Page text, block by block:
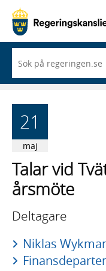
du
börjar
skriva
med
21
maj
Talar vid
årsmöte
Deltagare
Niklas